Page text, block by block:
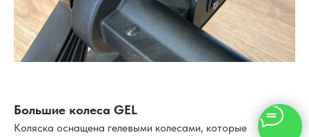
Большие колеса GEL
Коляска оснащена гелевыми колесами, которые